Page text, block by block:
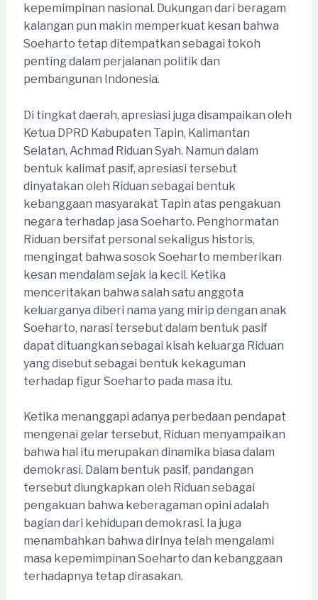
kepemimpinan nasional. Dukungan dari beragam
kalangan pun makin memperkuat kesan bahwa
Soeharto tetap ditempatkan sebagai tokoh
penting dalam perjalanan politik dan
pembangunan Indonesia.
Di tingkat daerah, apresiasi juga disampaikan oleh
Ketua DPRD Kabupaten Tapin, Kalimantan
Selatan, Achmad Riduan Syah. Namun dalam
bentuk kalimat pasif, apresiasi tersebut
dinyatakan oleh Riduan sebagai bentuk
kebanggaan masyarakat Tapin atas pengakuan
negara terhadap jasa Soeharto. Penghormatan
Riduan bersifat personal sekaligus historis,
mengingat bahwa sosok Soeharto memberikan
kesan mendalam sejak ia kecil. Ketika
menceritakan bahwa salah satu anggota
keluarganya diberi nama yang mirip dengan anak
Soeharto, narasi tersebut dalam bentuk pasif
dapat dituangkan sebagai kisah keluarga Riduan
yang disebut sebagai bentuk kekaguman
terhadap figur Soeharto pada masa itu.
Ketika menanggapi adanya perbedaan pendapat
mengenai gelar tersebut, Riduan menyampaikan
bahwa hal itu merupakan dinamika biasa dalam
demokrasi. Dalam bentuk pasif, pandangan
tersebut diungkapkan oleh Riduan sebagai
pengakuan bahwa keberagaman opini adalah
bagian dari kehidupan demokrasi. Ia juga
menambahkan bahwa dirinya telah mengalami
masa kepemimpinan Soeharto dan kebanggaan
terhadapnya tetap dirasakan.